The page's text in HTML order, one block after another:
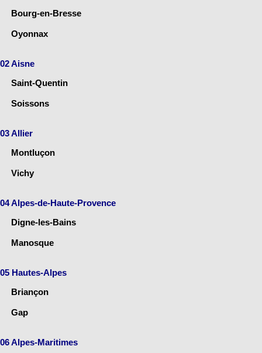
Bourg-en-Bresse
Oyonnax
02 Aisne
Saint-Quentin
Soissons
03 Allier
Montluçon
Vichy
04 Alpes-de-Haute-Provence
Digne-les-Bains
Manosque
05 Hautes-Alpes
Briançon
Gap
06 Alpes-Maritimes